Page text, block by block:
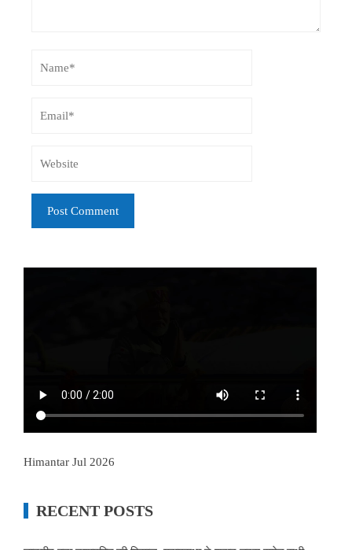
Himantar Jul 2026
RECENT POSTS